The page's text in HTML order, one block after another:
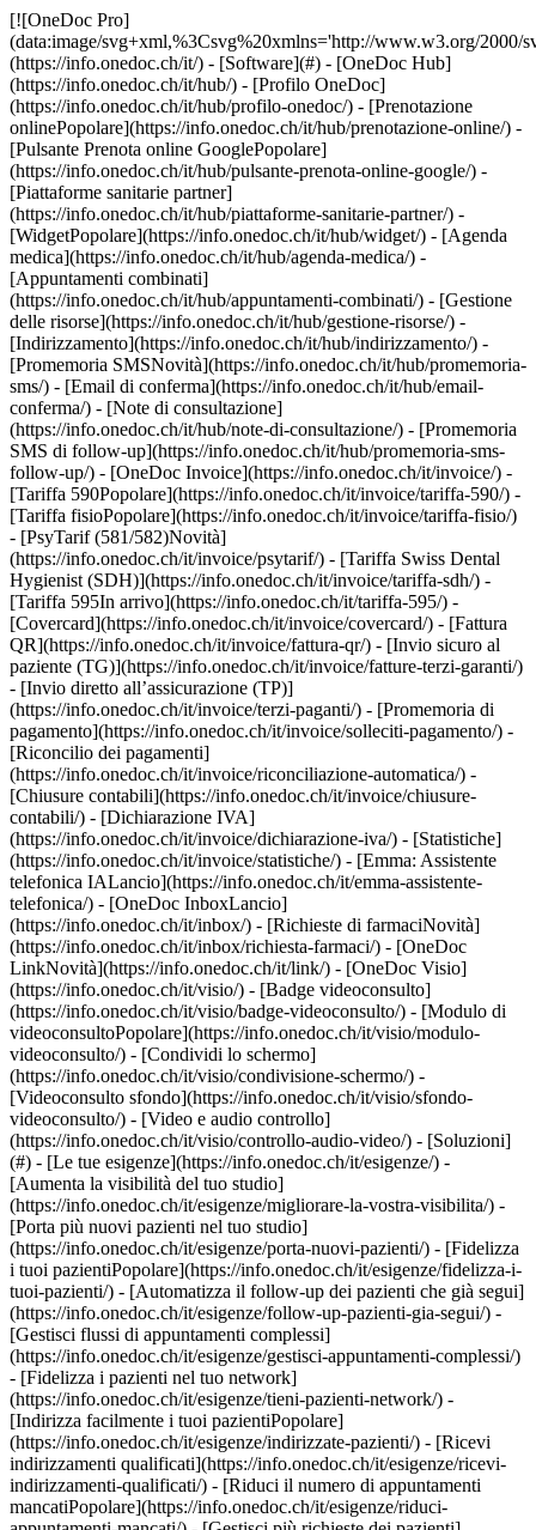
[![OneDoc Pro](data:image/svg+xml,%3Csvg%20xmlns='http://www.w3.org/2000/svg'%20viewBox='0%200%20110%2021'%3E%3C/svg%3E)](https://info.onedoc.ch/it/) - [Software](#) - [OneDoc Hub](https://info.onedoc.ch/it/hub/) - [Profilo OneDoc](https://info.onedoc.ch/it/hub/profilo-onedoc/) - [Prenotazione onlinePopolare](https://info.onedoc.ch/it/hub/prenotazione-online/) - [Pulsante Prenota online GooglePopolare](https://info.onedoc.ch/it/hub/pulsante-prenota-online-google/) - [Piattaforme sanitarie partner](https://info.onedoc.ch/it/hub/piattaforme-sanitarie-partner/) - [WidgetPopolare](https://info.onedoc.ch/it/hub/widget/) - [Agenda medica](https://info.onedoc.ch/it/hub/agenda-medica/) - [Appuntamenti combinati](https://info.onedoc.ch/it/hub/appuntamenti-combinati/) - [Gestione delle risorse](https://info.onedoc.ch/it/hub/gestione-risorse/) - [Indirizzamento](https://info.onedoc.ch/it/hub/indirizzamento/) - [Promemoria SMSNovità](https://info.onedoc.ch/it/hub/promemoria-sms/) - [Email di conferma](https://info.onedoc.ch/it/hub/email-conferma/) - [Note di consultazione](https://info.onedoc.ch/it/hub/note-di-consultazione/) - [Promemoria SMS di follow-up](https://info.onedoc.ch/it/hub/promemoria-sms-follow-up/) - [OneDoc Invoice](https://info.onedoc.ch/it/invoice/) - [Tariffa 590Popolare](https://info.onedoc.ch/it/invoice/tariffa-590/) - [Tariffa fisioPopolare](https://info.onedoc.ch/it/invoice/tariffa-fisio/) - [PsyTarif (581/582)Novità](https://info.onedoc.ch/it/invoice/psytarif/) - [Tariffa Swiss Dental Hygienist (SDH)](https://info.onedoc.ch/it/invoice/tariffa-sdh/) - [Tariffa 595In arrivo](https://info.onedoc.ch/it/tariffa-595/) - [Covercard](https://info.onedoc.ch/it/invoice/covercard/) - [Fattura QR](https://info.onedoc.ch/it/invoice/fattura-qr/) - [Invio sicuro al paziente (TG)](https://info.onedoc.ch/it/invoice/fatture-terzi-garanti/) - [Invio diretto all’assicurazione (TP)](https://info.onedoc.ch/it/invoice/terzi-paganti/) - [Promemoria di pagamento](https://info.onedoc.ch/it/invoice/solleciti-pagamento/) - [Riconcilio dei pagamenti](https://info.onedoc.ch/it/invoice/riconciliazione-automatica/) - [Chiusure contabili](https://info.onedoc.ch/it/invoice/chiusure-contabili/) - [Dichiarazione IVA](https://info.onedoc.ch/it/invoice/dichiarazione-iva/) - [Statistiche](https://info.onedoc.ch/it/invoice/statistiche/) - [Emma: Assistente telefonica IALancio](https://info.onedoc.ch/it/emma-assistente-telefonica/) - [OneDoc InboxLancio](https://info.onedoc.ch/it/inbox/) - [Richieste di farmaciNovità](https://info.onedoc.ch/it/inbox/richiesta-farmaci/) - [OneDoc LinkNovità](https://info.onedoc.ch/it/link/) - [OneDoc Visio](https://info.onedoc.ch/it/visio/) - [Badge videoconsulto](https://info.onedoc.ch/it/visio/badge-videoconsulto/) - [Modulo di videoconsultoPopolare](https://info.onedoc.ch/it/visio/modulo-videoconsulto/) - [Condividi lo schermo](https://info.onedoc.ch/it/visio/condivisione-schermo/) - [Videoconsulto sfondo](https://info.onedoc.ch/it/visio/sfondo-videoconsulto/) - [Video e audio controllo](https://info.onedoc.ch/it/visio/controllo-audio-video/) - [Soluzioni](#) - [Le tue esigenze](https://info.onedoc.ch/it/esigenze/) - [Aumenta la visibilità del tuo studio](https://info.onedoc.ch/it/esigenze/migliorare-la-vostra-visibilita/) - [Porta più nuovi pazienti nel tuo studio](https://info.onedoc.ch/it/esigenze/porta-nuovi-pazienti/) - [Fidelizza i tuoi pazientiPopolare](https://info.onedoc.ch/it/esigenze/fidelizza-i-tuoi-pazienti/) - [Automatizza il follow-up dei pazienti che già segui](https://info.onedoc.ch/it/esigenze/follow-up-pazienti-gia-segui/) - [Gestisci flussi di appuntamenti complessi](https://info.onedoc.ch/it/esigenze/gestisci-appuntamenti-complessi/) - [Fidelizza i pazienti nel tuo network](https://info.onedoc.ch/it/esigenze/tieni-pazienti-network/) - [Indirizza facilmente i tuoi pazientiPopolare](https://info.onedoc.ch/it/esigenze/indirizzate-pazienti/) - [Ricevi indirizzamenti qualificati](https://info.onedoc.ch/it/esigenze/ricevi-indirizzamenti-qualificati/) - [Riduci il numero di appuntamenti mancatiPopolare](https://info.onedoc.ch/it/esigenze/riduci-appuntamenti-mancati/) - [Gestisci più richieste dei pazienti](https://info.onedoc.ch/it/esigenze/gestisci-piu-richieste-pazienti/) - [Riduci il numero di telefonate entrantiPopolare](https://info.onedoc.ch/it/esigenze/ridurre-le-chiamate/) - [Resta in contatto con i tuoi pazienti](https://info.onedoc.ch/it/esigenze/resta-in-contatto-con-teleconsultation/) - [Crea e gestisci le tue fatture](https://info.onedoc.ch/it/esigenze/crea-fatture-conformi/) - [La tua specialità](https://info.onedoc.ch/it/specialita/) - [Medico generico](https://info.onedoc.ch/it/specialita/medico-generico/) - [Medico specialista](https://info.onedoc.ch/it/specialita/medico-specialista/) - [Dentista](https://info.onedoc.ch/it/specialita/medico-dentista/) - [Igienista dentale](https://info.onedoc.ch/it/specialita/igienista-dentale/) - [FisioterapistaPopolare](https://info.onedoc.ch/it/specialita/fisioterapista/) - [Terapista](https://info.onedoc.ch/it/specialita/terapista/) - [Psicologo](https://info.onedoc.ch/it/specialita/psicologo/) - [Psicoterapisti](https://info.onedoc.ch/it/specialita/psicoterapisti/) - [Oculista](https://info.onedoc.ch/it/specialita/oculista/) - [Dermatologo](https://info.onedoc.ch/it/specialita/dermatologo/) - [Pediatra](https://info.onedoc.ch/it/specialita/pediatra/) - [Ginecologo](https://info.onedoc.ch/it/specialita/ginecologo/) - [Medico estetico](https://info.onedoc.ch/it/specialita/medico-estetico/) - [La tua struttura sanitaria](https://info.onedoc.ch/it/specialita/) - [Centro medico](https://info.onedoc.ch/it/specialita/centro-medico/) - [Ospedale](https://info.onedoc.ch/it/specialita/ospedale/) - [Farmacia](https://info.onedoc.ch/it/specialita/farmacia/) - [Centro di diagnostica per immagini](https://info.onedoc.ch/it/specialita/centro-diagnostica-per-immagini/) - [Laboratorio di analisi mediche](https://info.onedoc.ch/it/specialita/laboratori-di-analisi-mediche/) - [Audioprotesista](https://info.onedoc.ch/it/specialita/audioprotesista/) - [Ottico](https://info.onedoc.ch/it/specialita/ottico/) - [Connettore](#) - [A-D](#) - [Aeskulap](https://info.onedoc.ch/it/connettore/aeskulap/) - [amétiq siMed](https://info.onedoc.ch/it/connettore/ametiq-simed/) - [Axenita](https://info.onedoc.ch/it/connettore/axenita-axonlab/) - [Carefolio](https://info.onedoc.ch/it/connettore/carefolio/) - [curaMED](https://info.onedoc.ch/it/connettore/curamed/) - [Delemed](https://info.onedoc.ch/it/connettore/delemed/) - [DentaGest](https://info.onedoc.ch/it/connettore/dentagest/) - [Denteo](https://info.onedoc.ch/it/connettore/denteo/) - [E-G](#) - [E-Medicus](https://info.onedoc.ch/it/connettore/e-medicus/) - [E-PAT](https://info.onedoc.ch/it/connettore/e-pat/) - [ElexisNovità](https://info.onedoc.ch/it/connettore/elexis/) - [ePaad](https://info.onedoc.ch/it/connettore/epaad/) - [ePhysio](https://info.onedoc.ch/it/connettore/ephysio/) - [ergodent](https://info.onedoc.ch/it/connettore/ergodent/) - [Eyesoft](https://info.onedoc.ch/it/connettore/eyesoft/) - [Google Calendar](https://info.onedoc.ch/it/connettore/google-calendar/) - [H-M](#) - [Handylife](https://info.onedoc.ch/it/connettore/handy-patients/) - [Hexabit Luna](https://info.onedoc.ch/it/connettore/hexabit-luna/) - [ifaNovità](https://info.onedoc.ch/it/connettore/ifa/) - [KISIM](https://info.onedoc.ch/it/connettore/cistec-kisim/) - [Liris](https://info.onedoc.ch/it/connettore/liris/) - [Medes](https://info.onedoc.ch/it/connettore/medes/) - [MediCloud](https://info.onedoc.ch/it/connettore/medicloud/) - [MediOnline](https://info.onedoc.ch/it/connettore/medionline-cassa-dei-medici/) - [Mediway](https://info.onedoc.ch/it/connettore/mediway/) - [N-Q](#) - [NereidaNovità](https://info.onedoc.ch/it/connettore/nereida/) - [NEXUS](https://info.onedoc.ch/it/connettore/nexus/) - [Oplus](https://info.onedoc.ch/it/connettore/oplus/) - [Outlook](https://info.onedoc.ch/it/connettore/outlook/) - [PhysioApp](https://info.onedoc.ch/it/connettore/physioapp/) - [Polavis](https://info.onedoc.ch/it/connettore/polavis/) - [Polypoint](https://info.onedoc.ch/it/connettore/polypoint/) - [ProPharma](https://info.onedoc.ch/it/connettore/propharma/) - [PraxinovaNovità](https://info.onedoc.ch/it/connettore/praxinova/) - [Pulse Medica](https://info.onedoc.ch/it/connettore/pulse-medica/) - [R-Z](#) - [RockethealthNovità](https://info.onedoc.ch/it/connettore/rockethealth/) - [SOFTplus](https://info.onedoc.ch/it/connettore/softplus/) - [Sokle](https://info.onedoc.ch/it/connettore/sokle/) - [tomedoNovità](https://info.onedoc.ch/it/connettore/tomedo/) - [Vitomed](https://info.onedoc.ch/it/connettore/vitomed-vitodata/) - [WinLogie](https://info.onedoc.ch/it/connettore/winlogie/) - [WinMed](https://info.onedoc.ch/it/connettore/winmed/) - [ZaWin](https://info.onedoc.ch/it/connettore/zawin/) - [Vedi tutti i nostri connettori](https://info.onedoc.ch/it/connettore/) - [Risorse](#) - [Informazioni su OneDoc](#) - [Nostra missione](https://info.onedoc.ch/it/nostra-missione/) - [Media](https://info.onedoc.ch/it/media/) - [Blog](https://info.onedoc.ch/it/blog/) - [Medici di base](https://info.onedoc.ch/it/blog/medici/) - [Dentisti](https://info.onedoc.ch/it/blog/dentisti/) - [Igienisti dentali](https://info.onedoc.ch/it/blog/igienisti-dentali/) - [Pediatri](https://info.onedoc.ch/it/b